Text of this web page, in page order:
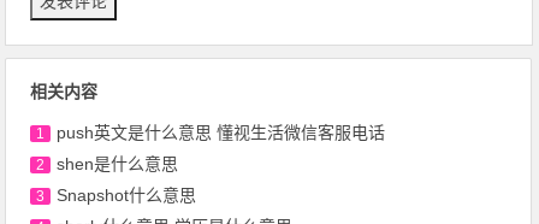
相关内容
1 push英文是什么意思 懂视生活微信客服电话
2 shen是什么意思
3 Snapshot什么意思